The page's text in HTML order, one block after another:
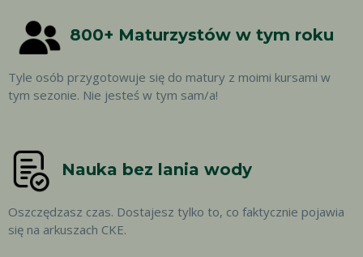
800+ Maturzystów w tym roku
Tyle osób przygotowuje się do matury z moimi kursami w
tym sezonie. Nie jesteś w tym sam/a!
Nauka bez lania wody
Oszczędzasz czas. Dostajesz tylko to, co faktycznie pojawia
się na arkuszach CKE.